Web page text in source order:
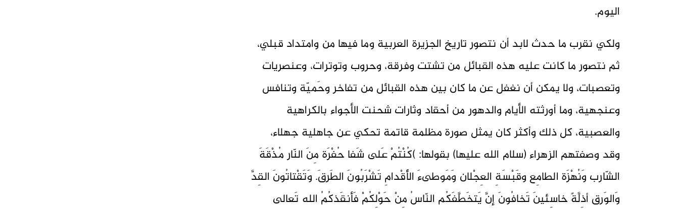
اليوم.
ولكي نقرب ما حدث لابد أن نتصور تاريخ الجزيرة العربية وما فيها من وامتداد قبلي،
ثم نتصور ما كانت عليه هذه القبائل من تشتت وفرقة، وحروب وتوترات، وعنصريات
وتعصبات، ولا يمكن أن نغفل عن ما كان بين هذه القبائل من تفاخر وحَميّة وتنافس
وعنجهية، وما أورثته الأيام والدهور من أحقاد وثارات شحنت الأجواء بالكراهية
والعصبية، كل ذلك وأكثر كان يمثل صورة مظلمة قاتمة تحكي عن جاهلية جهلاء،
وقد وصفتهم الزهراء (سلام الله عليها) بقولها: )كُنْتُمْ عَلى شَفا حُفْرَة مِنَ النّار مُذْقَةَ
الشّارب وَنُهْزَة الطامِع وقَبْسَةِ العِجْلان وَمَوطىءَ الأَقْدامِ تَشْرَبُونَ الطَرقَ. وَتَقْتاتُونَ القِدَّ
وَالوَرق أذِلَّةً خاسِئينَ تَخافُونَ إنَّ يَتخَطَّفَكُم النّاسُ مِنْ حَوْلِكُمْ فَأنقَذكُمُ الله تَعالى